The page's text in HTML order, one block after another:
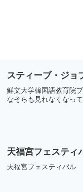
スティーブ・ジョ
鮮文大学韓国語教育院
なそらも見れなくなっ
天福宮フェステ
天福宮フェスティバル